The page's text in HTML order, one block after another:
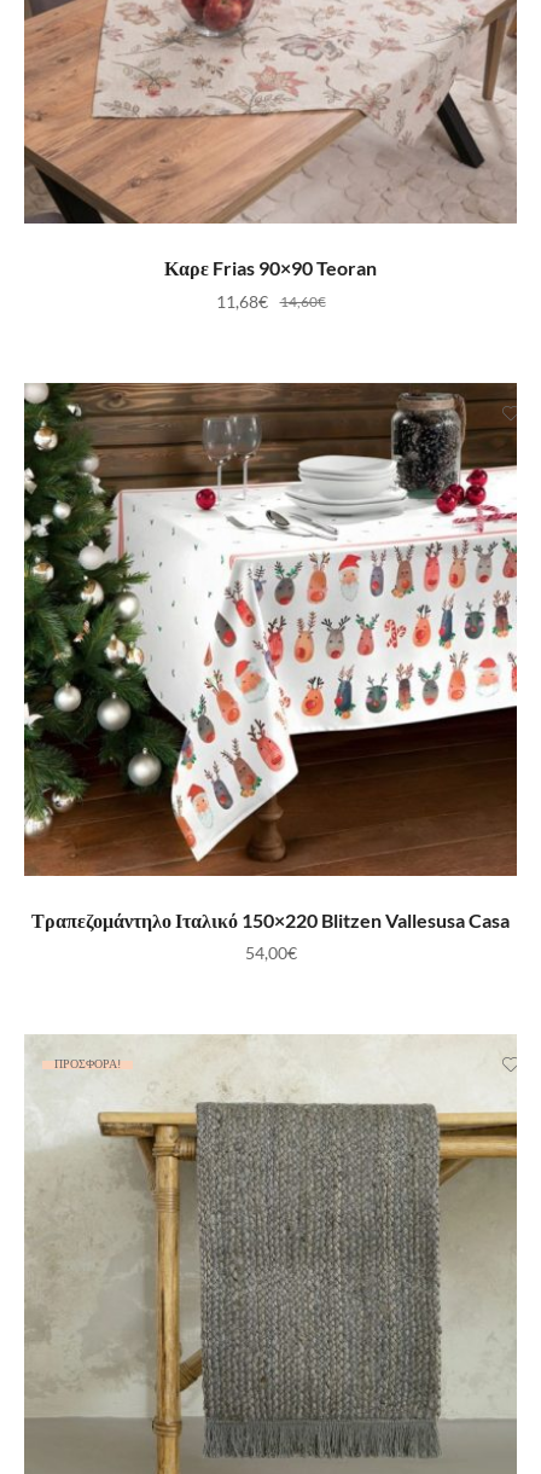
ΠΡΟΣΘΉΚΗ ΣΤΟ ΚΑΛΆΘΙ
Καρε Frias 90×90 Teoran
14,60€
11,68€
ΠΡΟΣΘΉΚΗ ΣΤΟ ΚΑΛΆΘΙ
Τραπεζομάντηλο Ιταλικό 150×220 Blitzen Vallesusa Casa
54,00€
ΠΡΟΣΦΟΡΆ!